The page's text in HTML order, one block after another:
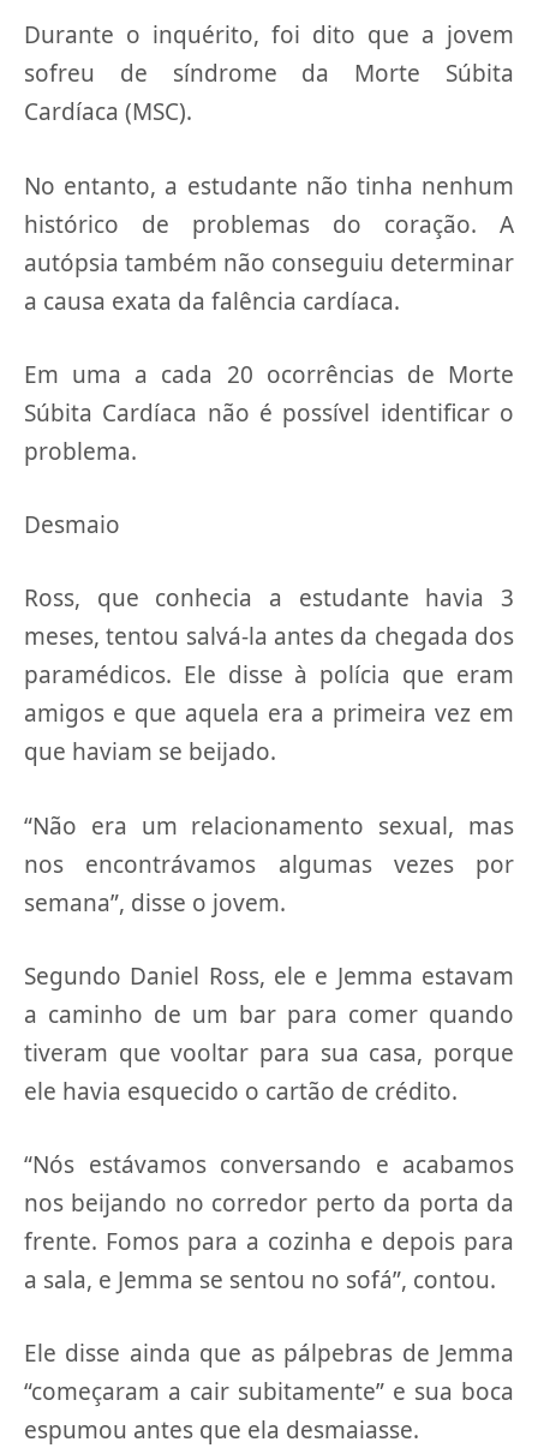
Durante o inquérito, foi dito que a jovem
sofreu de síndrome da Morte Súbita
Cardíaca (MSC).
No entanto, a estudante não tinha nenhum
histórico de problemas do coração. A
autópsia também não conseguiu determinar
a causa exata da falência cardíaca.
Em uma a cada 20 ocorrências de Morte
Súbita Cardíaca não é possível identificar o
problema.
Desmaio
Ross, que conhecia a estudante havia 3
meses, tentou salvá-la antes da chegada dos
paramédicos. Ele disse à polícia que eram
amigos e que aquela era a primeira vez em
que haviam se beijado.
“Não era um relacionamento sexual, mas
nos encontrávamos algumas vezes por
semana”, disse o jovem.
Segundo Daniel Ross, ele e Jemma estavam
a caminho de um bar para comer quando
tiveram que vooltar para sua casa, porque
ele havia esquecido o cartão de crédito.
“Nós estávamos conversando e acabamos
nos beijando no corredor perto da porta da
frente. Fomos para a cozinha e depois para
a sala, e Jemma se sentou no sofá”, contou.
Ele disse ainda que as pálpebras de Jemma
“começaram a cair subitamente” e sua boca
espumou antes que ela desmaiasse.